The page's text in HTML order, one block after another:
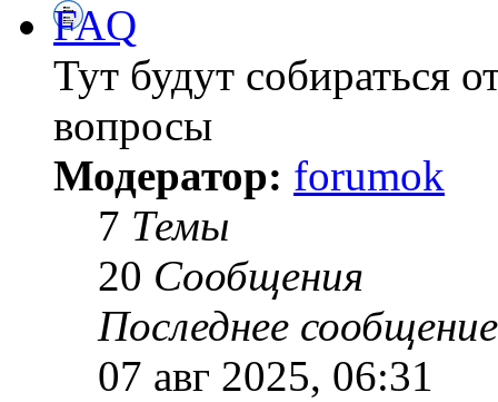
FAQ
Тут будут собираться
вопросы
Модератор: forumok
7 Темы
20 Сообщения
Последнее сообщение
07 авг 2025, 06:31